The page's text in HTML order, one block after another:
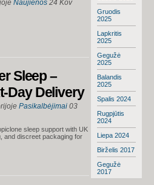
Gruodis
2025
Lapkritis
2025
Gegužė
2025
Balandis
2025
Spalis 2024
Rugpjūtis
2024
Liepa 2024
Birželis 2017
Gegužė
2017
Naujienos 24 Kov
Sleep –
Day Delivery
Pasikalbėjimai 03
sleep support with UK
and discreet packaging for